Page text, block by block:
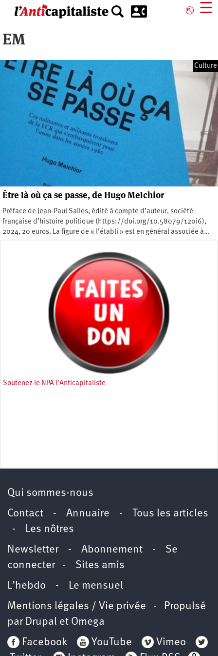
principal
⎋ ☰
EM
Culture
Être là où ça se passe, de Hugo Melchior
Préface de Jean-Paul Salles, édité à compte d’auteur, société
française d’histoire politique (https://doi.org/10.58079/120i6),
2024, 20 euros. La figure de « l’établi » est en général associée à…
Soutenez le NPA l'Anticapitaliste
Qui sommes-nous
Contact - Annuaire -
Tous les articles
- Les nôtres
Newsletter- Abonnement - Se
connecter- Sites amis
L’hebdo - Le mensuel
Mentions légales / Vie privée - Propulsé
par Drupal et Omega
Facebook
YouTube
Vimeo